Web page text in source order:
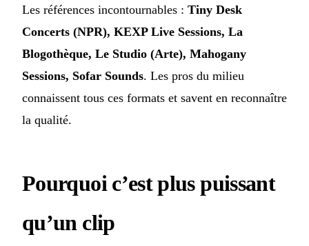
Les références incontournables : Tiny Desk
Concerts (NPR), KEXP Live Sessions, La
Blogothèque, Le Studio (Arte), Mahogany
Sessions, Sofar Sounds. Les pros du milieu
connaissent tous ces formats et savent en reconnaître
la qualité.
Pourquoi c’est plus puissant
qu’un clip